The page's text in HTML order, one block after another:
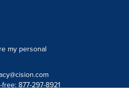
my personal
877-297-8921